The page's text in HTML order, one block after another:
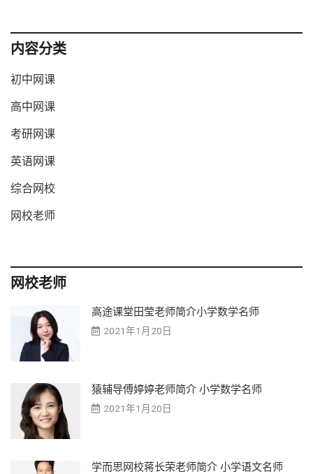
内容分类
初中网课
高中网课
考研网课
英语网课
综合网校
网校老师
网校老师
高途课堂田莹老师简介小学数学名师
2021年1月20日
猿辅导傅婷婷老师简介 小学数学名师
2021年1月20日
学而思网校蒋长荣老师简介 小学语文名师